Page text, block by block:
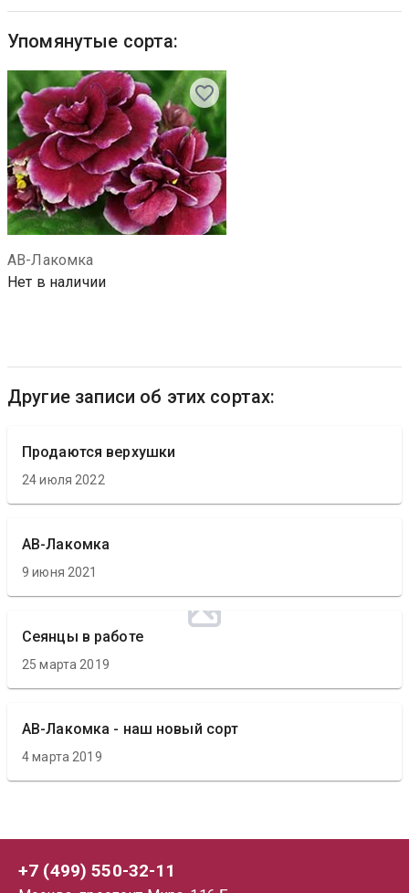
Упомянутые сорта:
АВ-Лакомка
Нет в наличии
Другие записи об этих сортах:
Продаются верхушки
24 июля 2022
АВ-Лакомка
9 июня 2021
Сеянцы в работе
25 марта 2019
АВ-Лакомка - наш новый сорт
4 марта 2019
+7 (499) 550-32-11